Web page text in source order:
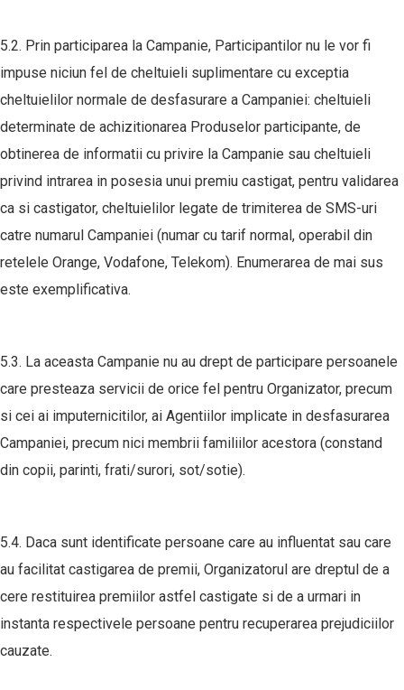
5.2. Prin participarea la Campanie, Participantilor nu le vor fi
impuse niciun fel de cheltuieli suplimentare cu exceptia
cheltuielilor normale de desfasurare a Campaniei: cheltuieli
determinate de achizitionarea Produselor participante, de
obtinerea de informatii cu privire la Campanie sau cheltuieli
privind intrarea in posesia unui premiu castigat, pentru validarea
ca si castigator, cheltuielilor legate de trimiterea de SMS-uri
catre numarul Campaniei (numar cu tarif normal, operabil din
retelele Orange, Vodafone, Telekom). Enumerarea de mai sus
este exemplificativa.
5.3. La aceasta Campanie nu au drept de participare persoanele
care presteaza servicii de orice fel pentru Organizator, precum
si cei ai imputernicitilor, ai Agentiilor implicate in desfasurarea
Campaniei, precum nici membrii familiilor acestora (constand
din copii, parinti, frati/surori, sot/sotie).
5.4. Daca sunt identificate persoane care au influentat sau care
au facilitat castigarea de premii, Organizatorul are dreptul de a
cere restituirea premiilor astfel castigate si de a urmari in
instanta respectivele persoane pentru recuperarea prejudiciilor
cauzate.